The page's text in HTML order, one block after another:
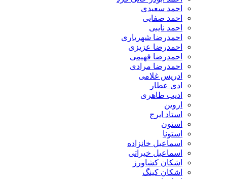
احمد سعیدی
احمد صفایی
احمد نایبی
احمدرضا شهریاری
احمدرضا عزیزی
احمدرضا فهیمی
احمدرضا مرادی
ادریس غلامی
ادی عطار
ادیب طاهری
اروین
استاد ایرج
استون
استونا
اسماعیل خانزاده
اسماعیل خیراتی
اشکان کشاورز
اشکان کینگ